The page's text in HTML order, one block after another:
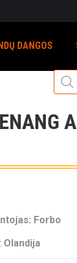
DANGOS
Forbo
Olandija